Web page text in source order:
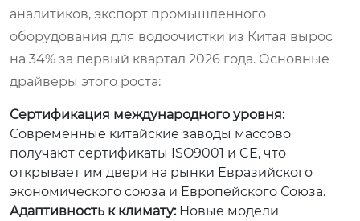
аналитиков, экспорт промышленного
оборудования для водоочистки из Китая вырос
на 34% за первый квартал 2026 года. Основные
драйверы этого роста:
Сертификация международного уровня:
Современные китайские заводы массово
получают сертификаты ISO9001 и CE, что
открывает им двери на рынки Евразийского
экономического союза и Европейского Союза.
Адаптивность к климату:Новые модели